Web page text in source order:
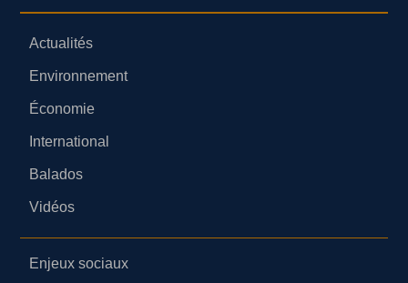
Actualités
Environnement
Économie
International
Balados
Vidéos
Enjeux sociaux